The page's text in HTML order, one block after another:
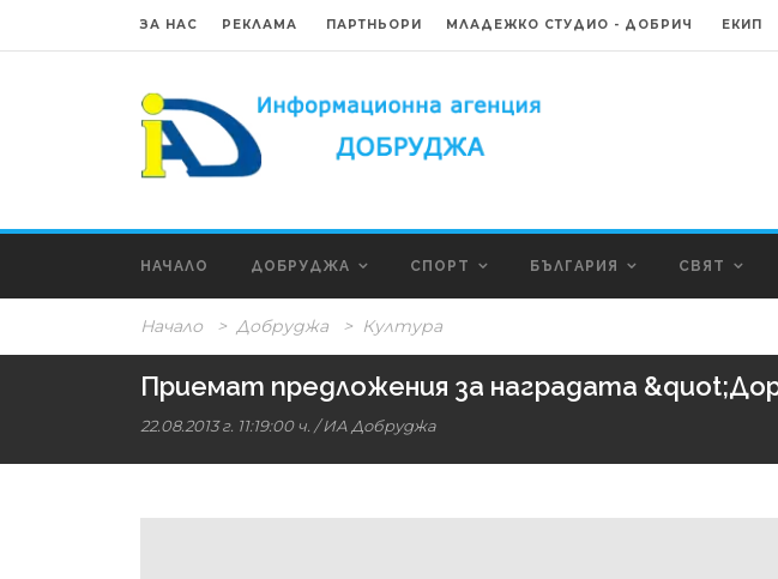
ЗА НАС РЕКЛАМА ПАРТНЬОРИ МЛАДЕЖКО СТУДИО - ДОБРИЧ ЕКИП
НАЧАЛО ДОБРУДЖА СПОРТ БЪЛГАРИЯ СВЯТ
Начало > Добруджа > Култура
Приемат предложения за наградата
22.08.2013 г. 11:19:00 ч. / ИА Добруджа